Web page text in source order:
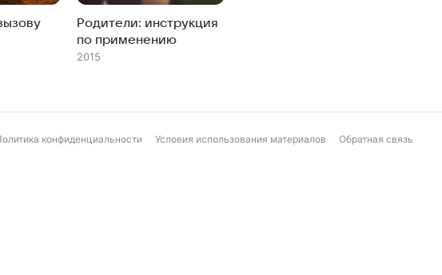
Родители: инструкция
по применению
2015
конфиденциальности Условия использования материалов Обратная связь